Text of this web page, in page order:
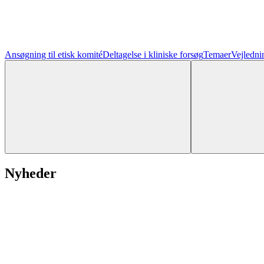
Ansøgning til etisk komitéDeltagelse i kliniske forsøgTemaer
Nyheder